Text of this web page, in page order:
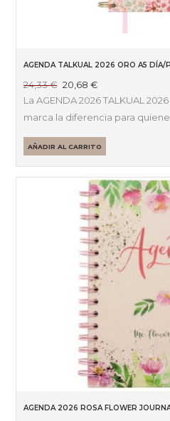
AGENDA TALKUAL 2026 ORO A5 DÍA/
24,33€ El
precio
era:
24,33 €.
20,68€El
precio
es:
20,68 €.
La AGENDA 2026 TALKUAL
marca la diferencia para
AÑADIR AL CARRITO
AGENDA 2026 ROSA FLOWER